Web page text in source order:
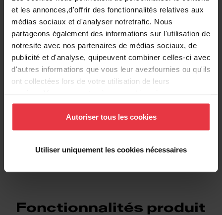
et les annonces,d'offrir des fonctionnalités relatives aux
médias sociaux et d'analyser notretrafic. Nous
partageons également des informations sur l'utilisation de
notresite avec nos partenaires de médias sociaux, de
publicité et d'analyse, quipeuvent combiner celles-ci avec
d'autres informations que vous leur avezfournies ou qu'ils
ont collectées lors de votre utilisation de leurs
continuez à utiliser notre site Web.
Autoriser tous les cookies
Utiliser uniquement les cookies nécessaires
Informations supplémentaires
Téléchargements
Fiche produit
Fonctionnalités produit